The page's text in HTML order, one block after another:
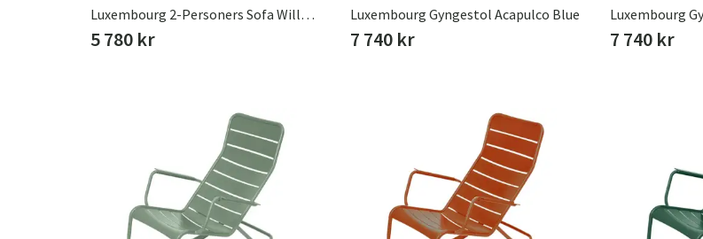
Luxembourg 2-Personers Sofa Willow Green
5 780 kr
Luxembourg Gyngestol Acapulco Blue
7 740 kr
Luxembourg
7 740 kr